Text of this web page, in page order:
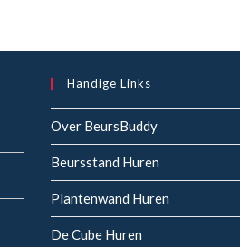
Handige Links
Over BeursBuddy
Beursstand Huren
Plantenwand Huren
De Cube Huren